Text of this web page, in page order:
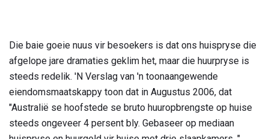
Die baie goeie nuus vir besoekers is dat ons huispryse die
afgelope jare dramaties geklim het, maar die huurpryse is
steeds redelik. 'N Verslag van 'n toonaangewende
eiendomsmaatskappy toon dat in Augustus 2006, dat
"Australië se hoofstede se bruto huuropbrengste op huise
steeds ongeveer 4 persent bly. Gebaseer op mediaan